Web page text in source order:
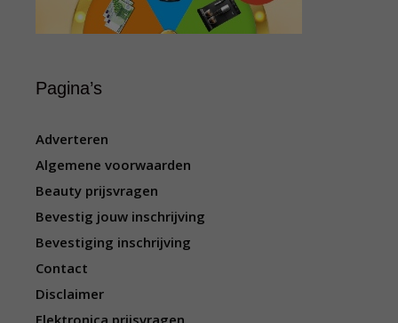
Pagina’s
Adverteren
Algemene voorwaarden
Beauty prijsvragen
Bevestig jouw inschrijving
Bevestiging inschrijving
Contact
Disclaimer
Elektronica prijsvragen